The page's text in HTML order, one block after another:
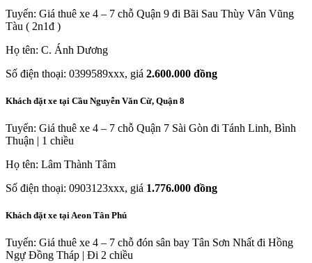
Tuyến: Giá thuê xe 4 – 7 chỗ Quận 9 đi Bãi Sau Thùy Vân Vũng
Tàu ( 2n1đ )
Họ tên: C. Ánh Dương
Số điện thoại: 0399589xxx, giá 2.600.000 đồng
Khách đặt xe tại Cầu Nguyễn Văn Cừ, Quận 8
Tuyến: Giá thuê xe 4 – 7 chỗ Quận 7 Sài Gòn đi Tánh Linh, Bình
Thuận | 1 chiều
Họ tên: Lâm Thành Tâm
Số điện thoại: 0903123xxx, giá 1.776.000 đồng
Khách đặt xe tại Aeon Tân Phú
Tuyến: Giá thuê xe 4 – 7 chỗ đón sân bay Tân Sơn Nhất đi Hồng
Ngự Đồng Tháp | Đi 2 chiều